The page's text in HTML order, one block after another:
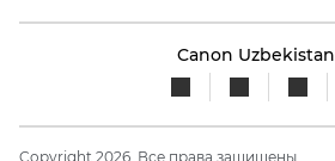
Canon Uzbekistan
Copyright 2026. Все права защищены.